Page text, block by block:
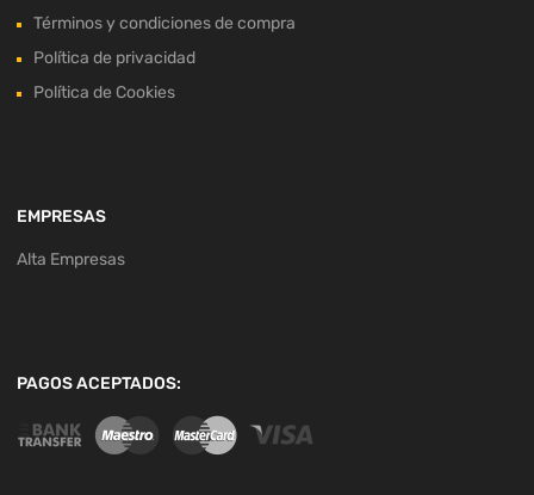
Términos y condiciones de compra
Política de privacidad
Política de Cookies
EMPRESAS
Alta Empresas
PAGOS ACEPTADOS: